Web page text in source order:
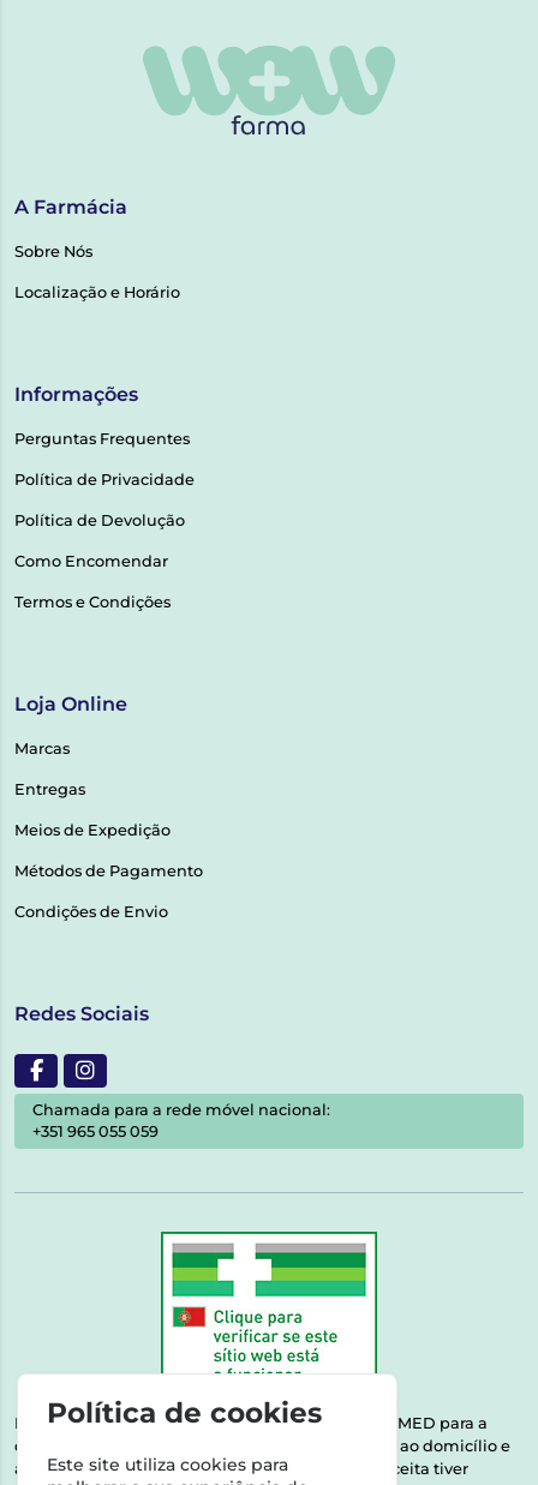
A Farmácia
Sobre Nós
Localização e Horário
Informações
Perguntas Frequentes
Política de Privacidade
Política de Devolução
Como Encomendar
Termos e Condições
Loja Online
Marcas
Entregas
Meios de Expedição
Métodos de Pagamento
Condições de Envio
Redes Sociais
Chamada para a rede móvel nacional:
+351 965 055 059
Esta farmácia encontra-se autorizada pelo INFARMED para a
dispensa de medicamentos e produtos de saúde ao domicílio e
através da internet. Medicamentos | Se na sua receita tiver
Política de cookies
Este site utiliza cookies para